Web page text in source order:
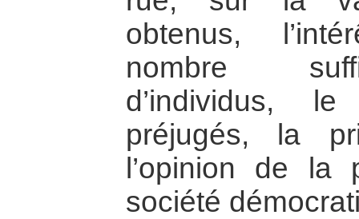
obtenus,
nombre
d’individus,
préjugés, la
l’opinion de la
société